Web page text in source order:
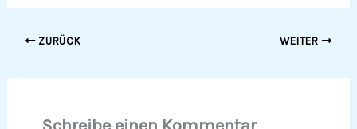
ZURÜCK WEITER